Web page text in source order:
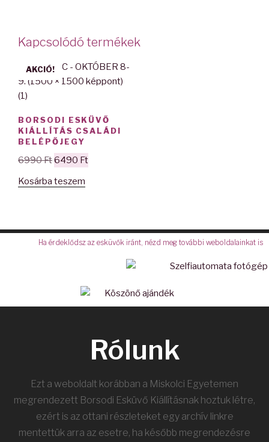
Kapcsolódó termékek
AKCIÓ!
BORSODI ESKÜVŐ
KIÁLLÍTÁS CSALÁDI
BELÉPŐJEGY
6990Ft6490 Ft
Kosárba teszem
Ha érdeklődsz az esküvők iránt, nézd meg további weboldalainkat is
Rólunk
Ezt a weboldalt korábban a Miskolci Egyetemen
megrendezett Borsodi Esküvő Kiállításnak hoztuk létre,
ezért is az ottani részleteket egy archív linkre
mentettük arra az esetre, ha később megrendezésre